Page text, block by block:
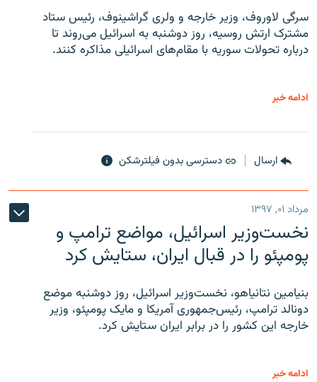
سرگی لاوروف، وزیر خارجه و ولری گراشینوف، رئیس ستاد
مشترک ارتش روسیه، روز دوشنبه به اسرائیل می‌روند تا
درباره تحولات سوریه با مقام‌های اسرائیلی مذاکره کنند.
ادامه خبر
ارسال دسترسی بدون فیلترشکن
مرداد ۰۱, ۱۳۹۷
نخست‌وزیر اسرائیل، مواضع ترامپ و
پومپئو را در قبال ایران، ستایش کرد
بنیامین نتانیاهو، نخست‌وزیر اسرائیل، روز دوشنبه موضع
دونالد ترامپ، رئیس‌جمهوری آمریکا و مایک پومپئو، وزیر
خارجه این کشور را در برابر ایران ستایش کرد.
ادامه خبر